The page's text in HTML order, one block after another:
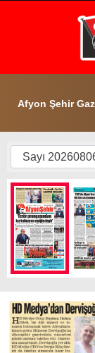
EKONOMİ
POLİTİKA
SPOR
SAĞLIK
İLÇE
DIĞER
Afyon Şehir